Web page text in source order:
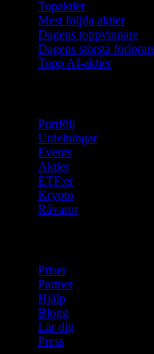
Topaktier
Mest följda aktier
Dagens toppvinnare
Dagens största
Topp AI-aktier
Portfölj
Utdelningar
Events
Aktier
ETF:er
Krypto
Råvaror
Priser
Partner
Hjälp
Blogg
Lär dig
Press